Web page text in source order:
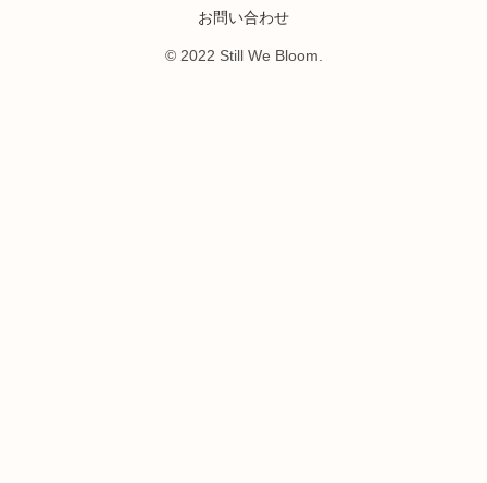
お問い合わせ
© 2022 Still We Bloom.